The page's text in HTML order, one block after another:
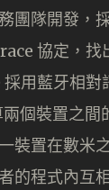
團隊開發，
協定，找
用藍牙相對
兩個裝置之
裝置在數米
的程式內互